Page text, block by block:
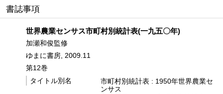
書誌事項
世界農業センサス市町村別統計表(一九五〇年)
加瀬和俊監修
ゆまに書房, 2009.11
第12巻
タイトル別名
市町村別統計表 : 1950年世界農業セ
ンサス